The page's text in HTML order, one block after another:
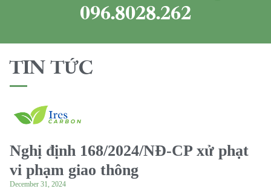
096.8028.262
TIN TỨC
Nghị định 168/2024/NĐ-CP xử phạt
vi phạm giao thông
December 31, 2024